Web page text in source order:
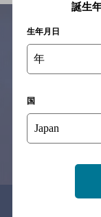
サイ
念のためお店にご
誕生
生年月日
年
国